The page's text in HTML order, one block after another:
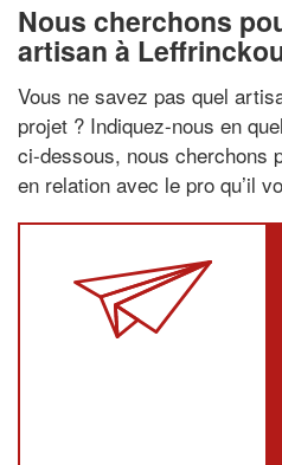
Nous cherchons
artisan à
Vous ne savez pas quel
projet ? Indiquez-nous en
ci-dessous, nous cherchons
en relation avec le pro qu’il